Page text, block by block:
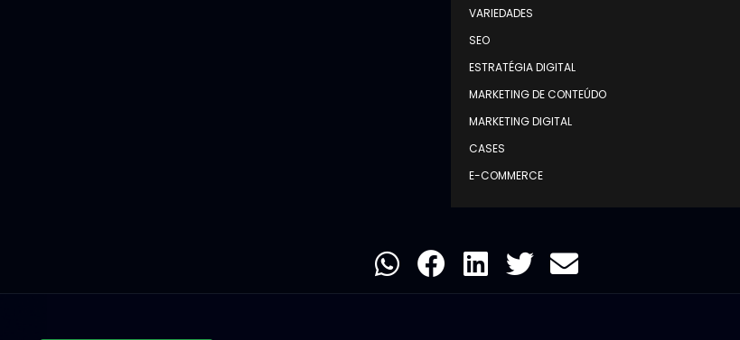
VARIEDADES
SEO
ESTRATÉGIA DIGITAL
MARKETING DE CONTEÚDO
MARKETING DIGITAL
CASES
E-COMMERCE